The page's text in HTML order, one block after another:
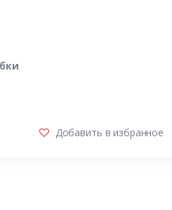
Добавить в избранное